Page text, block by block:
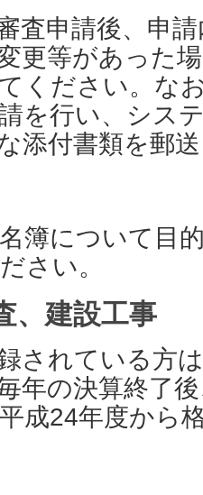
査申請後、申
更等があった
ください。な
を行い、シス
添付書類を郵
簿について目
さい。
、建設工事
されている方
年の決算終了
成24年度から